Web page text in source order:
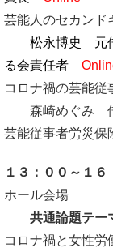
芸能人のセカンド
松永博史 元
る会責任者
コロナ禍の芸能従
森崎めぐみ 俳
芸能従事者労災
１３：００ ～１
ホール会場
共通論題テ
コロナ禍と女性労